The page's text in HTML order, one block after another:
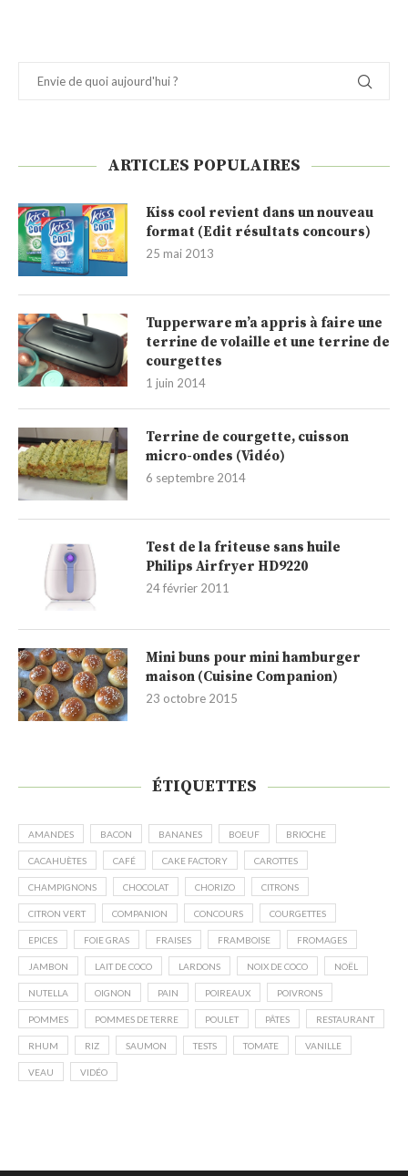
ARTICLES POPULAIRES
Kiss cool revient dans un nouveau
format (Edit résultats concours)
25 mai 2013
Tupperware m’a appris à faire une
terrine de volaille et une terrine de
courgettes
1 juin 2014
Terrine de courgette, cuisson
micro-ondes (Vidéo)
6 septembre 2014
Test de la friteuse sans huile
Philips Airfryer HD9220
24 février 2011
Mini buns pour mini hamburger
maison (Cuisine Companion)
23 octobre 2015
ÉTIQUETTES
AMANDES BACON BANANES BOEUF BRIOCHE
CACAHUÈTES CAFÉ CAKE FACTORY CAROTTES
CHAMPIGNONS CHOCOLAT CHORIZO CITRONS
CITRON VERT COMPANION CONCOURS COURGETTES
EPICES FOIE GRAS FRAISES FRAMBOISE FROMAGES
JAMBON LAIT DE COCO LARDONS NOIX DE COCO NOËL
NUTELLA OIGNON PAIN POIREAUX POIVRONS
POMMES POMMES DE TERRE POULET PÂTES RESTAURANT
RHUM RIZ SAUMON TESTS TOMATE VANILLE
VEAU VIDÉO